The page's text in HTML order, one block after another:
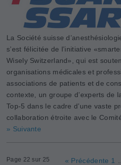
La Société suisse
s’est félicitée de l’initiative
Wisely Switzerland», qui est
organisations médicales et
associations de patients et de
contexte, un groupe d’experts de
Top-5 dans le cadre d’une vaste
collaboration étroite avec le
» Suivante
Page 22 sur 25 « Précédente 1